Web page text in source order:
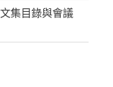
集目錄與會議